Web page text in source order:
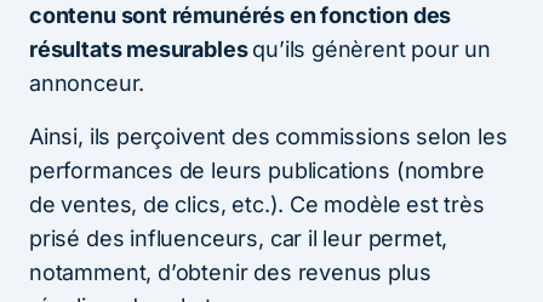
contenu sont rémunérés en fonction des
résultats mesurablesqu’ils génèrent pour un
annonceur.
Ainsi, ils perçoivent des commissions selon les
performances de leurs publications (nombre
de ventes, de clics, etc.). Ce modèle est très
prisé des influenceurs, car il leur permet,
notamment, d’obtenir des revenus plus